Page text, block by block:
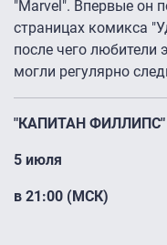
"Marvel". Впервые он
страницах комикса
после чего любители
могли регулярно
"КАПИТАН ФИЛЛИПС"
5 июля
в 21:00 (МСК)